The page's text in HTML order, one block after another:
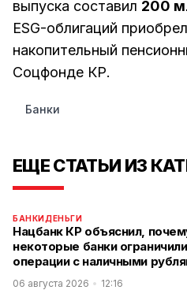
выпуска составил 200
ESG-облигаций
накопительный
Соцфонде КР.
Банки
ЕЩЕ СТАТЬИ ИЗ
БАНКИДЕНЬГИ
Нацбанк КР объяснил,
некоторые банки ограничили
операции с наличными
06 августа 2026 12:16